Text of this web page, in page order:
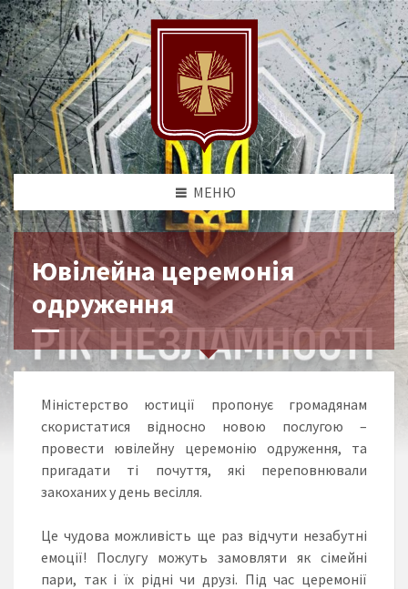
МЕНЮ
Ювілейна церемонія
одруження
Міністерство юстиції пропонує громадянам
скористатися відносно новою послугою –
провести ювілейну церемонію одруження, та
пригадати ті почуття, які переповнювали
закоханих у день весілля.
Це чудова можливість ще раз відчути незабутні
емоції! Послугу можуть замовляти як сімейні
пари, так і їх рідні чи друзі. Під час церемонії